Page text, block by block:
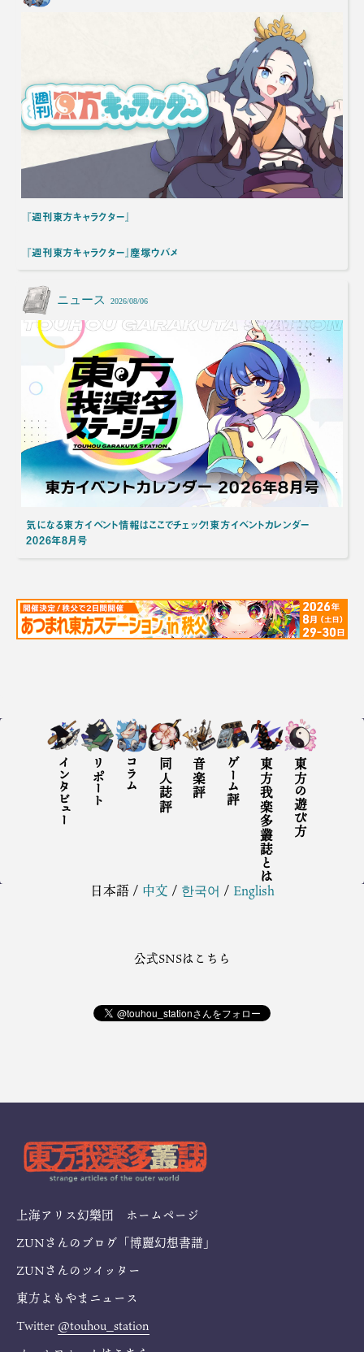
『週刊東方キャラクター』
『週刊東方キャラクター』塵塚ウバメ
ニュース 2026/08/06
気になる東方イベント情報はここでチェック！東方イベントカレンダー
2026年8月号
インタビュー リポート コラム 同人誌評 音楽評 ゲーム評 東方我楽多叢誌とは 東方の遊び方
日本語/ 中文 / 한국어 / English
公式SNSはこちら
上海アリス幻樂団 ホームページ
ZUNさんのブログ「博麗幻想書譜」
ZUNさんのツイッター
東方よもやまニュース
Twitter @touhou_station